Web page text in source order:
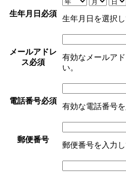
生年月日 必須
生年月日を選択し
メールアドレ
ス必須
有効なメールア
い。
電話番号必須
有効な電話番号
郵便番号
郵便番号を入力し